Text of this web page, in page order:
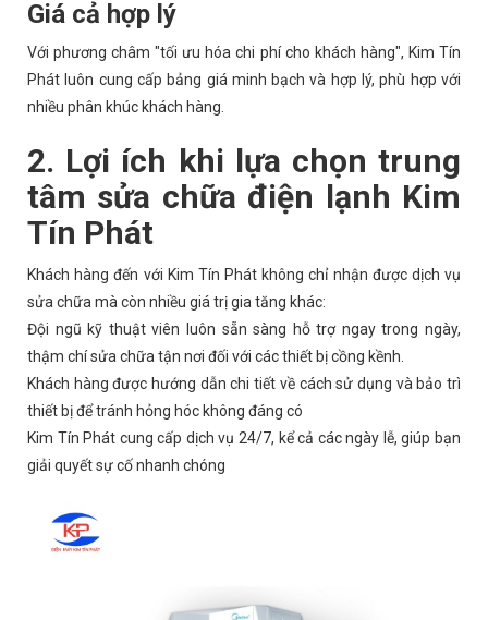
Giá cả hợp lý
Với phương châm "tối ưu hóa chi phí cho khách hàng", Kim Tín
Phát luôn cung cấp bảng giá minh bạch và hợp lý, phù hợp với
nhiều phân khúc khách hàng.
2. Lợi ích khi lựa chọn trung
tâm sửa chữa điện lạnh Kim
Tín Phát
Khách hàng đến với Kim Tín Phát không chỉ nhận được dịch vụ
sửa chữa mà còn nhiều giá trị gia tăng khác:
Đội ngũ kỹ thuật viên luôn sẵn sàng hỗ trợ ngay trong ngày,
thậm chí sửa chữa tận nơi đối với các thiết bị cồng kềnh.
Khách hàng được hướng dẫn chi tiết về cách sử dụng và bảo trì
thiết bị để tránh hỏng hóc không đáng có
Kim Tín Phát cung cấp dịch vụ 24/7, kể cả các ngày lễ, giúp bạn
giải quyết sự cố nhanh chóng